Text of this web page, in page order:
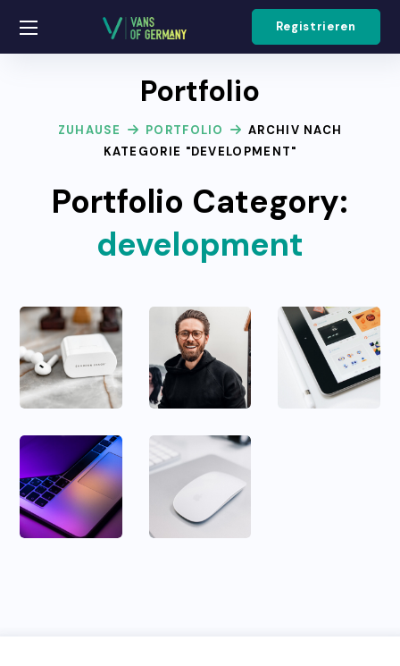
Registrieren
Portfolio
ZUHAUSE PORTFOLIO
ARCHIV NACH
KATEGORIE "DEVELOPMENT"
Portfolio Category:
development
Marketing
BRANDING
DEVELOPMENT
Website
Studio
DEVELOPMENT
PHOTO
BRANDING
Top 10
NFT
Sales
DEVELOPMENT
PHOTO
Yourself
BRANDING
DEVELOPMENT